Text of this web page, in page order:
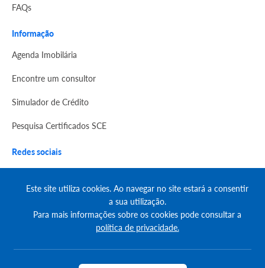
FAQs
Informação
Agenda Imobilária
Encontre um consultor
Simulador de Crédito
Pesquisa Certificados SCE
Redes sociais
© Copyright 2023 | CASACERTA. All rights reserved
Este site utiliza cookies. Ao navegar no site estará a consentir
a sua utilização.
Para mais informações sobre os cookies pode consultar a
política de privacidade.